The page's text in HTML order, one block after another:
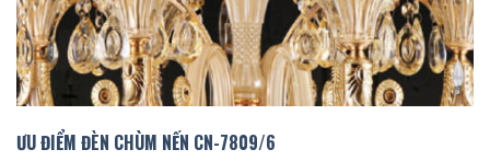
ƯU ĐIỂM ĐÈN CHÙM NẾN CN-7809/6